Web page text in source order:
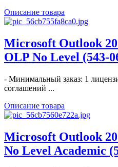
Описание товара
Microsoft Outlook
OLP No Level (543-
- Минимальный заказ: 1
соглашений ...
Описание товара
Microsoft Outlook
No Level Academic